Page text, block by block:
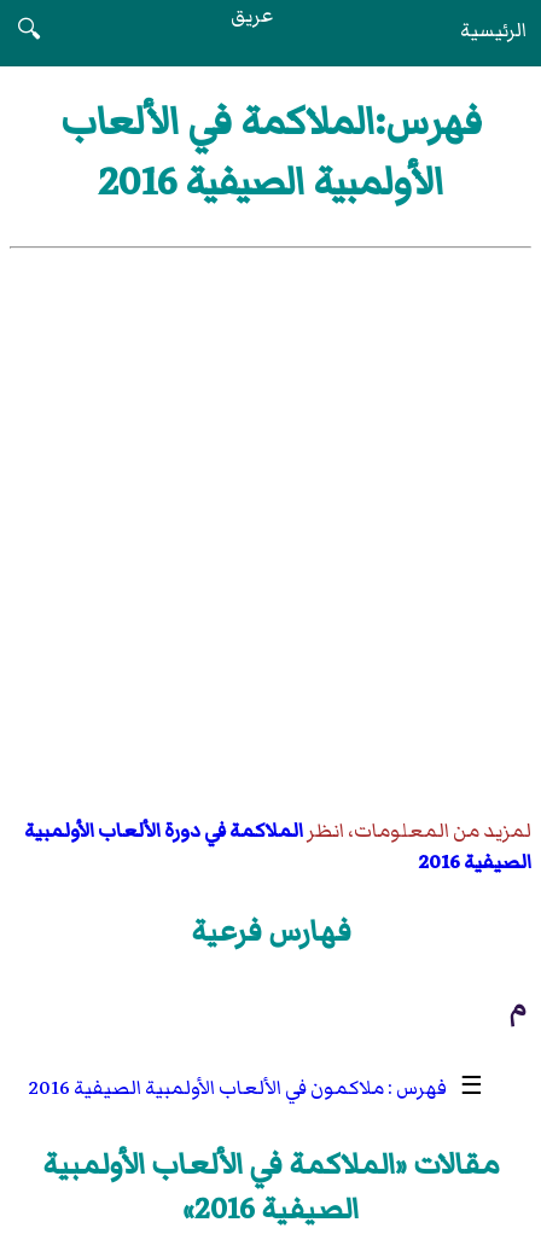
الرئيسية عريق
🔍
فهرس:الملاكمة في الألعاب
الأولمبية الصيفية 2016
لمزيد من المعلومات، انظرالملاكمة في دورة الألعاب الأولمبية
الصيفية 2016
فهارس فرعية
م
☰ ملاكمون في الألعاب الأولمبية الصيفية 2016
مقالات «الملاكمة في الألعاب الأولمبية
الصيفية 2016»